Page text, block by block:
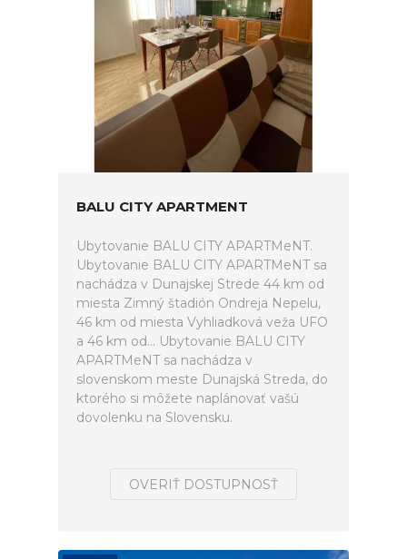
BALU CITY APARTMENT
Ubytovanie BALU CITY APARTMeNT.
Ubytovanie BALU CITY APARTMeNT sa
nachádza v Dunajskej Strede 44 km od
miesta Zimný štadión Ondreja Nepelu,
46 km od miesta Vyhliadková veža UFO
a 46 km od... Ubytovanie BALU CITY
APARTMeNT sa nachádza v
slovenskom meste Dunajská Streda, do
ktorého si môžete naplánovať vašú
dovolenku na Slovensku.
OVERIŤ DOSTUPNOSŤ